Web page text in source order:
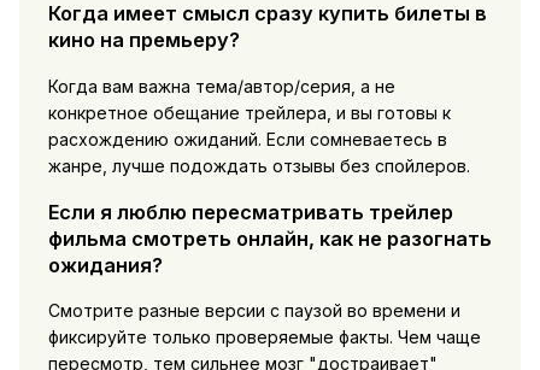
Когда имеет смысл сразу купить билеты в
кино на премьеру?
Когда вам важна тема/автор/серия, а не
конкретное обещание трейлера, и вы готовы к
расхождению ожиданий. Если сомневаетесь в
жанре, лучше подождать отзывы без спойлеров.
Если я люблю пересматривать трейлер
фильма смотреть онлайн, как не разогнать
ожидания?
Смотрите разные версии с паузой во времени и
фиксируйте только проверяемые факты. Чем чаще
пересмотр, тем сильнее мозг "достраивает"